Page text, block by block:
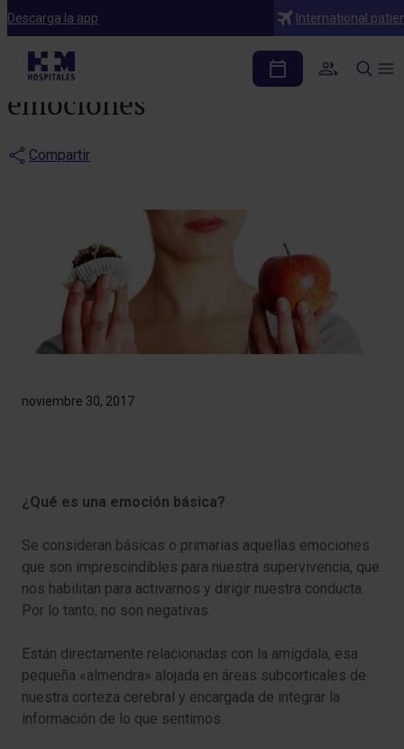
Descarga la app International
Noticias
Comida, ansiedad y otras
emociones
Compartir
noviembre 30, 2017
¿Qué es una emoción básica?
Se consideran básicas o primarias aquellas emociones
que son imprescindibles para nuestra supervivencia, que
nos habilitan para activarnos y dirigir nuestra conducta.
Por lo tanto, no son negativas.
Están directamente relacionadas con la amígdala, esa
pequeña «almendra» alojada en áreas subcorticales de
nuestra corteza cerebral y encargada de integrar la
información de lo que sentimos.